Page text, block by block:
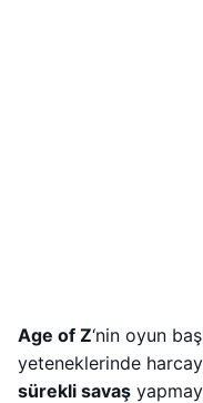
Age of Z‘nin oyun
yeteneklerinde
sürekli savaş